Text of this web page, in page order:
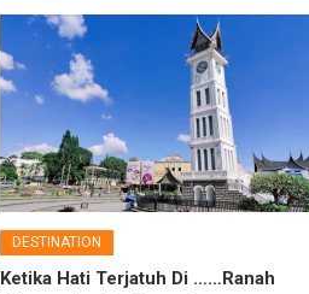
DESTINATION
Ketika Hati Terjatuh Di ……Ranah